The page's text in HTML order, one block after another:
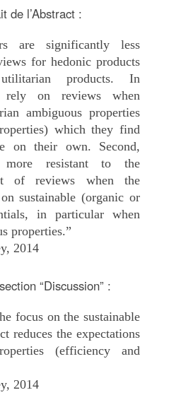
de l’Abstract :
are significantly less
for hedonic products
products. In
rely on reviews when
ambiguous properties
which they find
on their own. Second,
more resistant to the
of reviews when the
sustainable (organic or
in particular when
properties.”
2014
“Discussion” :
focus on the sustainable
reduces the expectations
(efficiency and
2014